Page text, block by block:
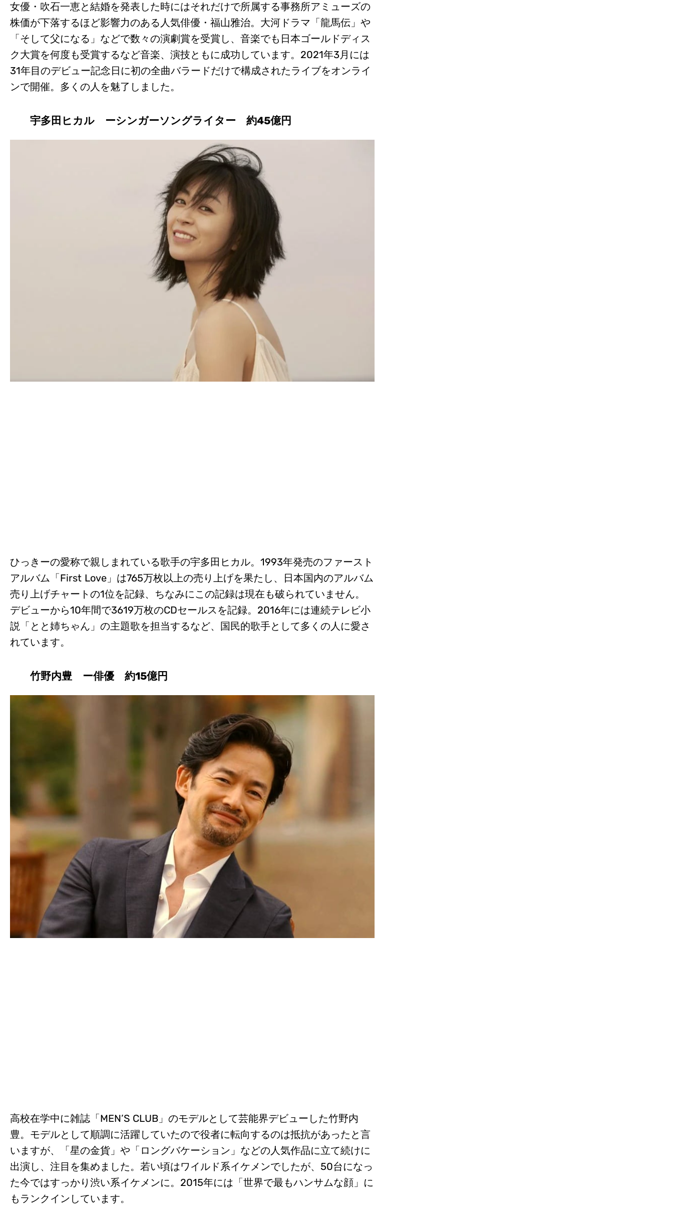
女優・吹石一恵と結婚を発表した時にはそれだけで所属する事務所アミューズの
株価が下落するほど影響力のある人気俳優・福山雅治。大河ドラマ「龍馬伝」や
「そして父になる」などで数々の演劇賞を受賞し、音楽でも日本ゴールドディス
ク大賞を何度も受賞するなど音楽、演技ともに成功しています。2021年3月には
31年目のデビュー記念日に初の全曲バラードだけで構成されたライブをオンライ
ンで開催。多くの人を魅了しました。
宇多田ヒカル ーシンガーソングライター 約45億円
ひっきーの愛称で親しまれている歌手の宇多田ヒカル。1993年発売のファースト
アルバム「First Love」は765万枚以上の売り上げを果たし、日本国内のアルバム
売り上げチャートの1位を記録、ちなみにこの記録は現在も破られていません。
デビューから10年間で3619万枚のCDセールスを記録。2016年には連続テレビ小
説「とと姉ちゃん」の主題歌を担当するなど、国民的歌手として多くの人に愛さ
れています。
竹野内豊 ー俳優 約15億円
高校在学中に雑誌「MEN’S CLUB」のモデルとして芸能界デビューした竹野内
豊。モデルとして順調に活躍していたので役者に転向するのは抵抗があったと言
いますが、「星の金貨」や「ロングバケーション」などの人気作品に立て続けに
出演し、注目を集めました。若い頃はワイルド系イケメンでしたが、50台になっ
た今ではすっかり渋い系イケメンに。2015年には「世界で最もハンサムな顔」に
もランクインしています。